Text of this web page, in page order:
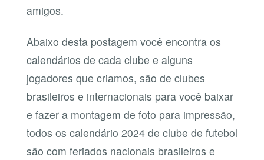
amigos.
Abaixo desta postagem você encontra os
calendários de cada clube e alguns
jogadores que criamos, são de clubes
brasileiros e internacionais para você baixar
e fazer a montagem de foto para impressão,
todos os calendário 2024 de clube de futebol
são com feriados nacionais brasileiros e